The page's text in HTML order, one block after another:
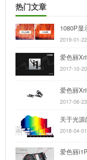
热门文章
1080P显
2019-01-22
爱色丽
2017-10-20
爱色丽
2017-06-23
关于光
2018-04-01
爱色丽